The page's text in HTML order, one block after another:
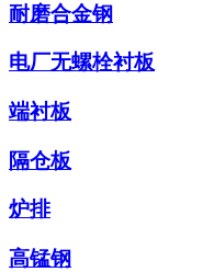
耐磨合金钢
电厂无螺栓衬板
端衬板
隔仓板
炉排
高锰钢